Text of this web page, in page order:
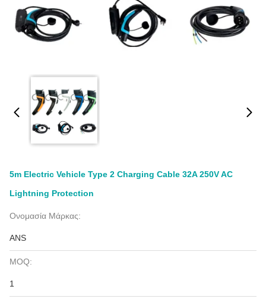
5m Electric Vehicle Type 2 Charging Cable 32A 250V AC
Lightning Protection
Ονομασία Μάρκας:
ANS
MOQ:
1